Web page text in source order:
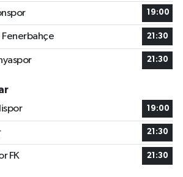
19:00
Fenerbahçe 21:30
21:30
19:00
21:30
FK 21:30